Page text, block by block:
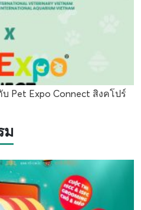
Pet Expo Connect สิงคโปร์
ม